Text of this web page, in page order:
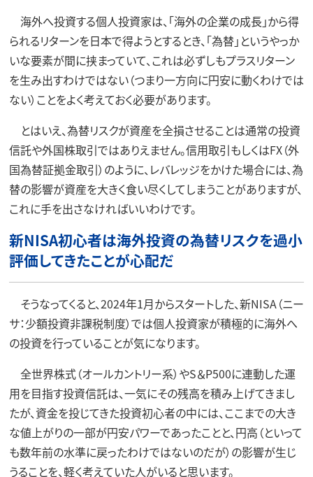
海外へ投資する個人投資家は、「海外の企業の成長」から得
られるリターンを日本で得ようとするとき、「為替」というやっか
いな要素が間に挟まっていて、これは必ずしもプラスリターン
を生み出すわけではない（つまり一方向に円安に動くわけでは
ない）ことをよく考えておく必要があります。
とはいえ、為替リスクが資産を全損させることは通常の投資
信託や外国株取引ではありえません。信用取引もしくはFX（外
国為替証拠金取引）のように、レバレッジをかけた場合には、為
替の影響が資産を大きく食い尽くしてしまうことがありますが、
これに手を出さなければいいわけです。
新NISA初心者は海外投資の為替リスクを過小
評価してきたことが心配だ
そうなってくると、2024年1月からスタートした、新NISA（ニー
サ：少額投資非課税制度）では個人投資家が積極的に海外へ
の投資を行っていることが気になります。
全世界株式（オールカントリー系）やS＆P500に連動した運
用を目指す投資信託は、一気にその残高を積み上げてきまし
たが、資金を投じてきた投資初心者の中には、ここまでの大き
な値上がりの一部が円安パワーであったことと、円高（といって
も数年前の水準に戻ったわけではないのだが）の影響が生じ
うることを、軽く考えていた人がいると思います。